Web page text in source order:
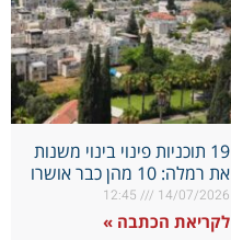
19 תוכניות פינוי בינוי משנות
את רמלה: 10 מהן כבר אושרו
14/07/2026
לקריאת הכתבה »